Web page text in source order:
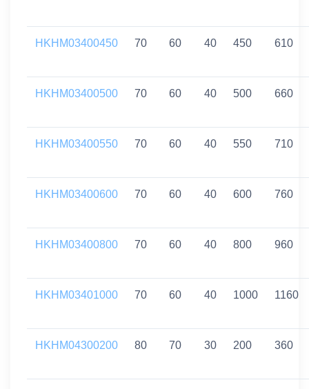
HKHM03400450 70 60 40 450 610
HKHM03400500 70 60 40 500 660
HKHM03400550 70 60 40 550 710
HKHM03400600 70 60 40 600 760
HKHM03400800 70 60 40 800 960
HKHM03401000 70 60 40 1000 1160
HKHM04300200 80 70 30 200 360